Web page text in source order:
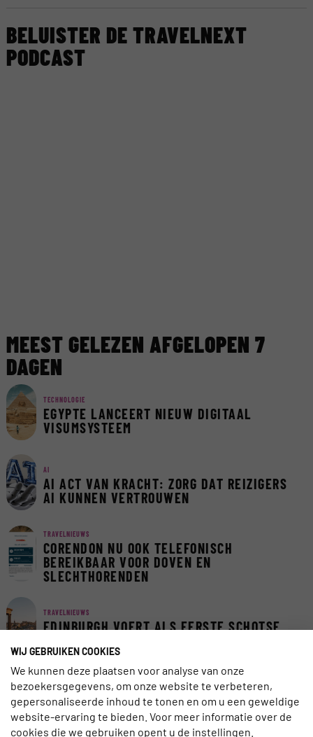
BELUISTER DE TRAVELNEXT
PODCAST
MEEST GELEZEN AFGELOPEN 7
DAGEN
TECHNOLOGIE
EGYPTE LANCEERT NIEUW DIGITAAL
VISUMSYSTEEM
AI
AI ACT VAN KRACHT: ZORG DAT REIZIGERS
AI KUNNEN VERTROUWEN
TRAVELNIEUWS
CORENDON NU OOK TELEFONISCH
BEREIKBAAR VOOR DOVEN EN
SLECHTHORENDEN
TRAVELNIEUWS
EDINBURGH VOERT ALS EERSTE SCHOTSE
EUROPA BLIJFT FAVORIET IN LAST-
MINUTEMARKT
WIJ GEBRUIKEN COOKIES
We kunnen deze plaatsen voor analyse van onze
bezoekersgegevens, om onze website te verbeteren,
gepersonaliseerde inhoud te tonen en om u een geweldige
website-ervaring te bieden. Voor meer informatie over de
cookies die we gebruiken opent u de instellingen.